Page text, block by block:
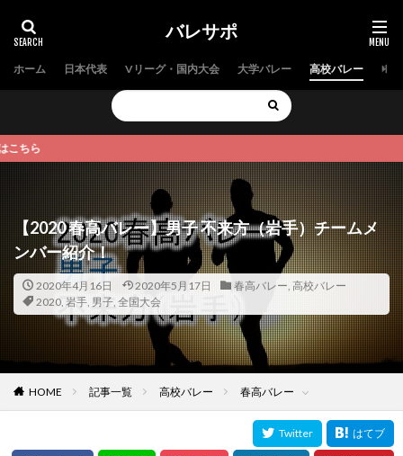
バレサポ
ホーム 日本代表 Vリーグ・国内大会 大学バレー 高校バレー 中
【2020 春高バレー】男子 不来方（岩手）チームメ
ンバー紹介！
2020年4月16日 2020年5月17日 春高バレー, 高校バレー
2020, 岩手, 男子, 全国大会
HOME 記事一覧 高校バレー 春高バレー